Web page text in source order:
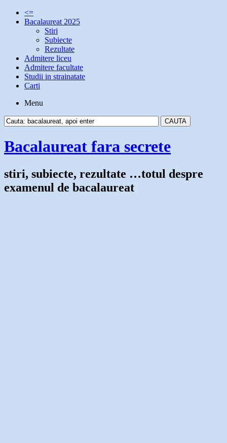
<=
Bacalaureat 2025
Stiri
Subiecte
Rezultate
Admitere liceu
Admitere facultate
Studii in strainatate
Carti
Menu
Bacalaureat fara secrete
stiri, subiecte, rezultate …totul despre
examenul de bacalaureat